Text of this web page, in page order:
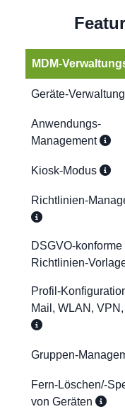
MDM-
Geräte-Verwaltung
Anwendungs-
Management
Kiosk-Modus
Richtlinien-
DSGVO-konforme
Richtlinien-
Profil-
Mail, WLAN,
Gruppen-
Fern-Löschen/-
von Geräten